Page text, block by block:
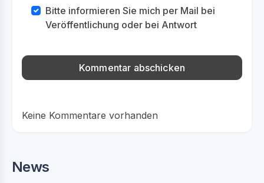
Bitte informieren Sie mich per Mail bei
Veröffentlichung oder bei Antwort
Keine Kommentare vorhanden
News